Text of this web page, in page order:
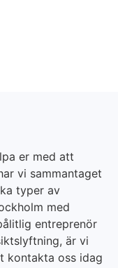
er med att
vi sammantaget
typer av
med
entreprenör
är vi
kontakta oss idag